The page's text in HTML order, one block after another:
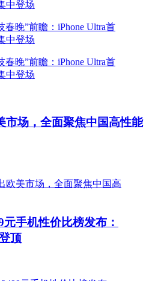
市场，全面聚焦中国高性能
元手机性价比榜发布：
顶